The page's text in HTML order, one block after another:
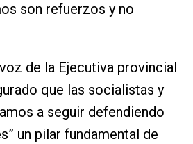
son refuerzos y no
de la Ejecutiva provincial
que las socialistas y
a seguir defendiendo
un pilar fundamental de